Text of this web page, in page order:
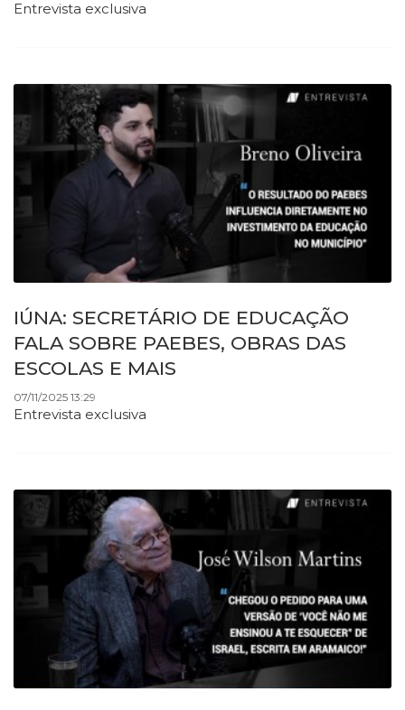
Entrevista exclusiva
IÚNA: SECRETÁRIO DE EDUCAÇÃO
FALA SOBRE PAEBES, OBRAS DAS
ESCOLAS E MAIS
07/11/2025 13:29
Entrevista exclusiva